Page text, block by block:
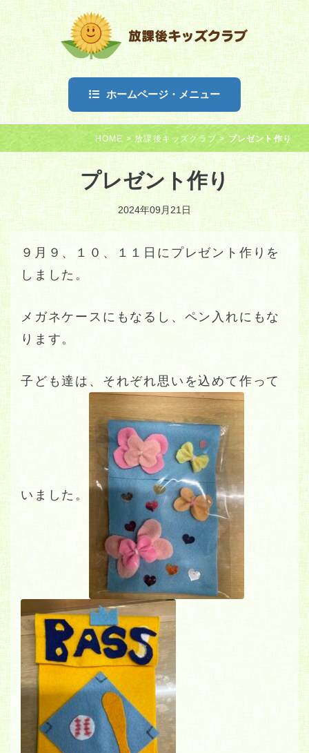
ホームページ・メニュー
HOME >放課後キッズクラブ > プレゼント作り
プレゼント作り
2024年09月21日
９月９、１０、１１日にプレゼント作りを
しました。
メガネケースにもなるし、ペン入れにもな
ります。
子ども達は、それぞれ思いを込めて作って
いました。